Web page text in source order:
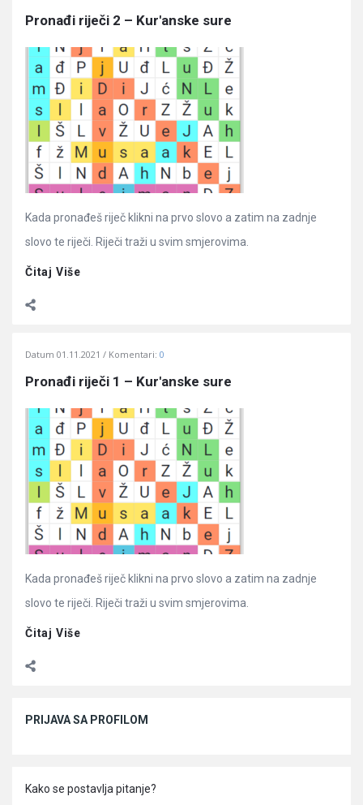
Pronađi riječi 2 – Kur'anske sure
Kada pronađeš riječ klikni na prvo slovo a zatim na zadnje
slovo te riječi. Riječi traži u svim smjerovima.
Čitaj Više
Datum 01.11.2021 Komentari: 0
Pronađi riječi 1 – Kur'anske sure
Kada pronađeš riječ klikni na prvo slovo a zatim na zadnje
slovo te riječi. Riječi traži u svim smjerovima.
Čitaj Više
PRIJAVA SA PROFILOM
Kako se postavlja pitanje?